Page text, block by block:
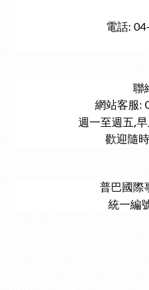
電話:
聯
網站客服:
週一至週五,
歡迎隨
普巴國際
統一編